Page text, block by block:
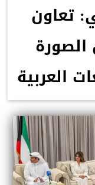
تعاون
الصورة
العربية